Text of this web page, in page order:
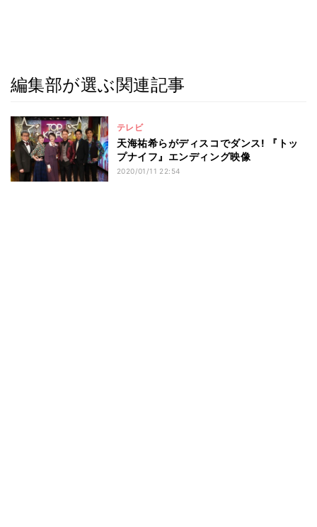
編集部が選ぶ関連記事
テレビ
天海祐希らがディスコでダンス! 『トッ
プナイフ』エンディング映像
2020/01/11 22:54